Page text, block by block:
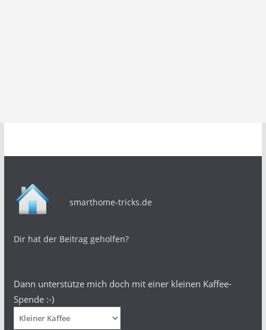
smarthome-tricks.de
Dir hat der Beitrag geholfen?
Dann unterstütze mich doch mit einer kleinen Kaffee-
Spende :-)